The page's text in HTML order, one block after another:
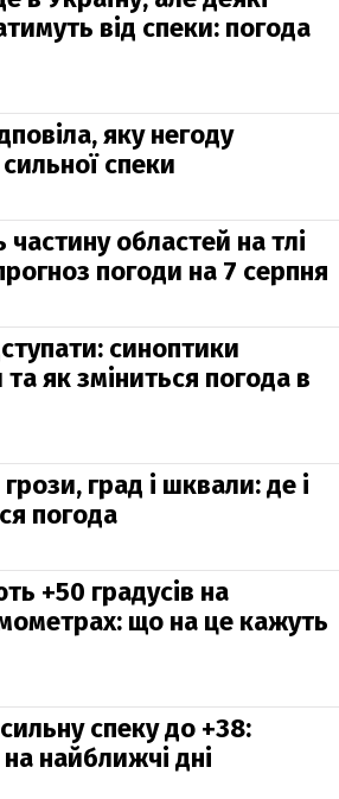
від спеки: погода
яку негоду
спеки
областей на тлі
погоди на 7 серпня
синоптики
як зміниться погода в
град і шквали: де і
погода
+50 градусів на
що на це кажуть
спеку до +38:
найближчі дні